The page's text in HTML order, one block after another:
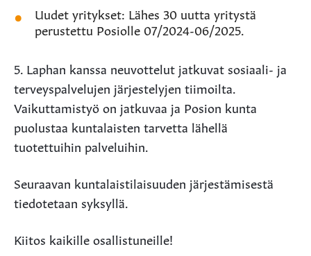
Uudet yritykset: Lähes 30 uutta yritystä
perustettu Posiolle 07/2024-06/2025.
5. Laphan kanssa neuvottelut jatkuvat sosiaali- ja
terveyspalvelujen järjestelyjen tiimoilta.
Vaikuttamistyö on jatkuvaa ja Posion kunta
puolustaa kuntalaisten tarvetta lähellä
tuotettuihin palveluihin.
Seuraavan kuntalaistilaisuuden järjestämisestä
tiedotetaan syksyllä.
Kiitos kaikille osallistuneille!